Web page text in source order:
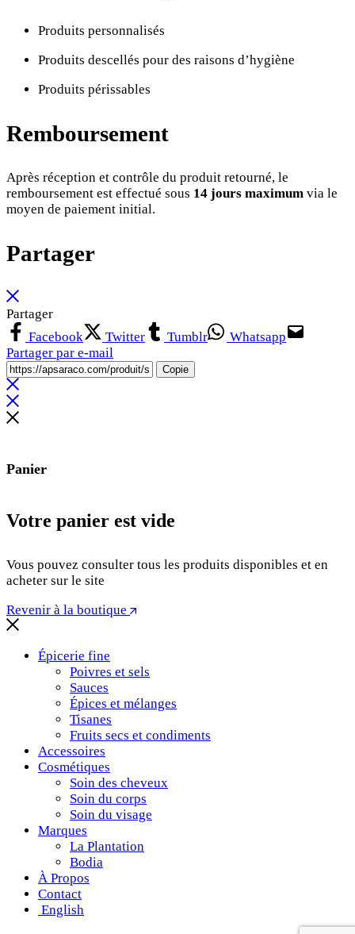
Produits personnalisés
Produits descellés pour des raisons d’hygiène
Produits périssables
Remboursement
Après réception et contrôle du produit retourné, le
remboursement est effectué sous 14 jours maximum via le
moyen de paiement initial.
Partager
Partager
Facebook
Twitter Tumblr
Whatsapp
Partager par e-mail
Copie
Panier
Votre panier est vide
Vous pouvez consulter tous les produits disponibles et en
acheter sur le site
Revenir à la boutique
Épicerie fine
Poivres et sels
Sauces
Épices et mélanges
Tisanes
Fruits secs et condiments
Accessoires
Cosmétiques
Soin des cheveux
Soin du corps
Soin du visage
Marques
La Plantation
Bodia
À Propos
Contact
English